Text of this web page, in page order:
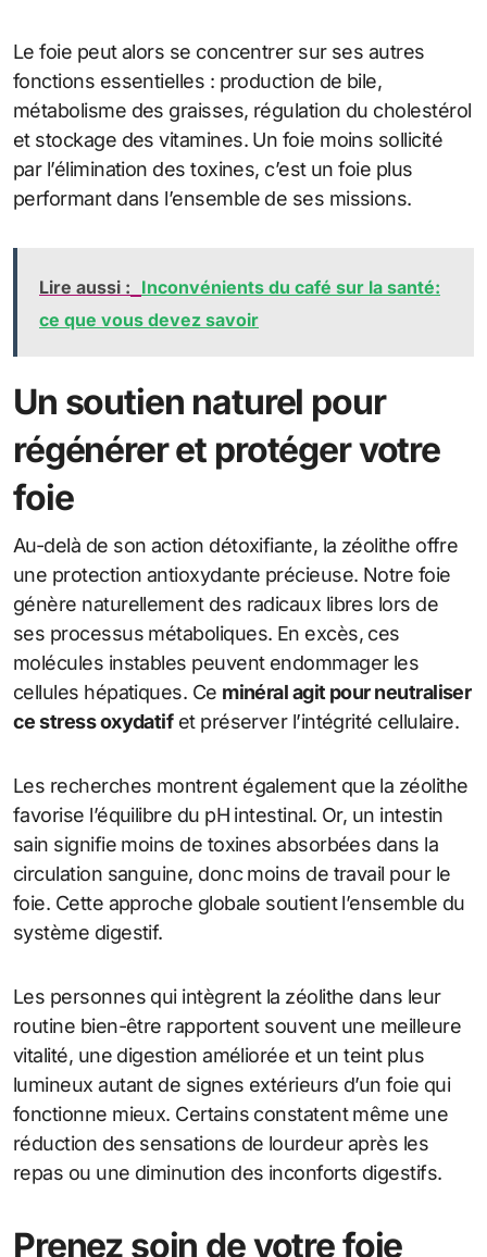
Le foie peut alors se concentrer sur ses autres
fonctions essentielles : production de bile,
métabolisme des graisses, régulation du cholestérol
et stockage des vitamines. Un foie moins sollicité
par l’élimination des toxines, c’est un foie plus
performant dans l’ensemble de ses missions.
Lire aussi : Inconvénients du café sur la santé:
ce que vous devez savoir
Un soutien naturel pour
régénérer et protéger votre
foie
Au-delà de son action détoxifiante, la zéolithe offre
une protection antioxydante précieuse. Notre foie
génère naturellement des radicaux libres lors de
ses processus métaboliques. En excès, ces
molécules instables peuvent endommager les
cellules hépatiques. Ce minéral agit pour neutraliser
ce stress oxydatifet préserver l’intégrité cellulaire.
Les recherches montrent également que la zéolithe
favorise l’équilibre du pH intestinal. Or, un intestin
sain signifie moins de toxines absorbées dans la
circulation sanguine, donc moins de travail pour le
foie. Cette approche globale soutient l’ensemble du
système digestif.
Les personnes qui intègrent la zéolithe dans leur
routine bien-être rapportent souvent une meilleure
vitalité, une digestion améliorée et un teint plus
lumineux autant de signes extérieurs d’un foie qui
fonctionne mieux. Certains constatent même une
réduction des sensations de lourdeur après les
repas ou une diminution des inconforts digestifs.
Prenez soin de votre foie